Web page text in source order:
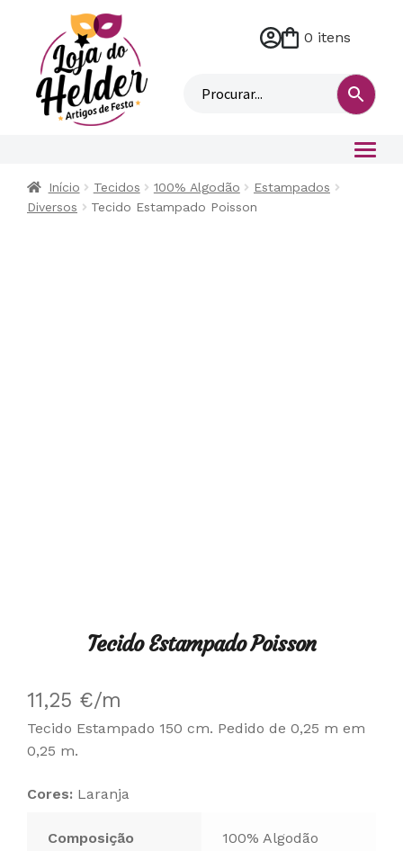
M
n
0 itens
Início Tecidos 100% Algodão
Estampados
Diversos
Tecido Estampado Poisson
Tecido Estampado Poisson
11,25 €/m
Tecido Estampado 150 cm. Pedido de 0,25 m em
0,25 m.
Cores: Laranja
Composição 100% Algodão